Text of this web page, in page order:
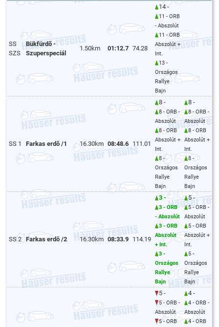
SS
SZS
Bükfürdõ -
Szuperspeciál
1.50km 01:12.7 74.28
14 -
11 - ORB
- Abszolút
11 - ORB
Abszolút +
Int.
13 -
Országos
Rallye
Bajn
SS 1 Farkas erdõ /1 16.30km 08:48.6 111.01
8 -
8 - ORB -
Abszolút
8 - ORB
Abszolút +
Int.
8 -
Országos
Rallye
Bajn
8 -
8 - ORB -
Abszolút
8 - ORB
Abszolút +
Int.
8 -
Országos
Rallye
Bajn
SS 2 Farkas erdõ /2 16.30km 08:33.9 114.19
3 -
3 - ORB
- Abszolút
3 - ORB
Abszolút
+ Int.
3 -
Országos
Rallye
Bajn
5 -
5 - ORB -
Abszolút
5 - ORB
Abszolút +
Int.
5 -
Országos
Rallye
Bajn
5 -
5 - ORB -
Abszolút
5 - ORB
4 -
4 - ORB -
Abszolút
4 - ORB